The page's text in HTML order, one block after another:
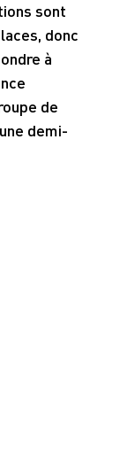
sont
donc
à
de
demi-